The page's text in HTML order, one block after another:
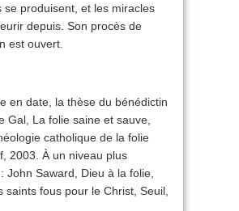
se produisent, et les miracles
depuis. Son procès de
est ouvert.
en date, la thèse du bénédictin
Gal, La folie saine et sauve,
catholique de la folie
2003. À un niveau plus
John Saward, Dieu à la folie,
saints fous pour le Christ, Seuil,